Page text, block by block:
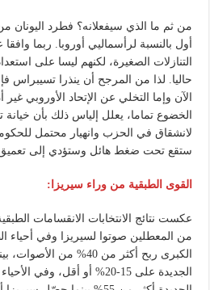
من ثم ما الذي سيفعلانه؟ فطرد اليونان من
أول بالنسبة لرأسماليي أوروبا. ربما
التنازلات الصغيرة، لكنهم ليسا على
حاليا. لذا من المرجح أن ينذرا تسيبراس
الآن وإما التخلي عن الإتحاد الأوروبي
الخضوع تماما، يعلل إلياس ذلك بأن
لانشقاق في الحزب وانهيار محتمل
ستقع تحت ضغط هائل وستؤدي إلى تعميق
القوى الطبقية من وراء سيريزا:
من المعطلين صوتوا لسيريزا وفي أحياء
الكبرى ربح أكثر من 40%
الجديدة على 15-20% أو أقل،